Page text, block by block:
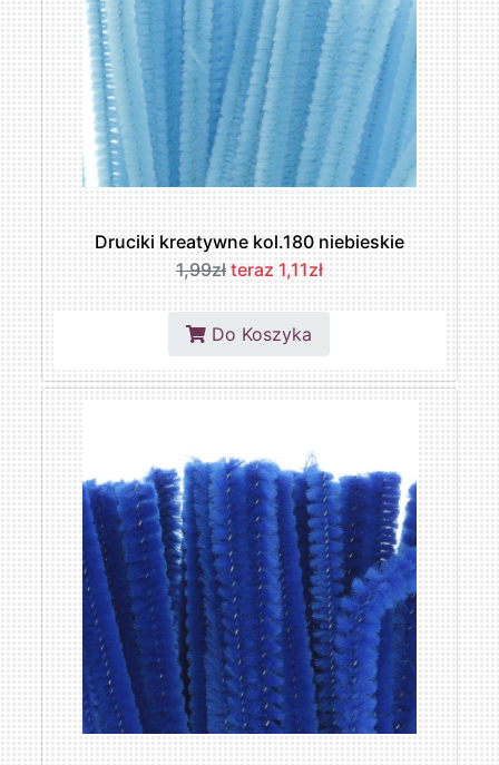
Druciki kreatywne kol.180 niebieskie
1,99zł teraz 1,11zł
Do Koszyka